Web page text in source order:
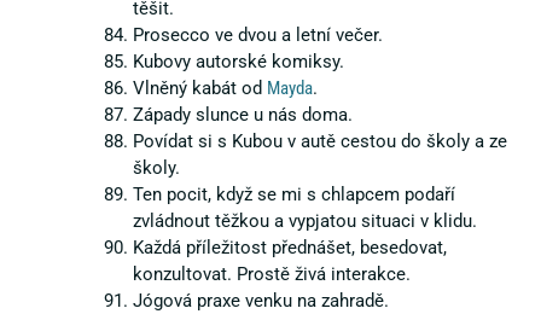
těšit.
Prosecco ve dvou a letní večer.
Kubovy autorské komiksy.
Vlněný kabát od Mayda.
Západy slunce u nás doma.
Povídat si s Kubou v autě cestou do školy a ze
školy.
Ten pocit, když se mi s chlapcem podaří
zvládnout těžkou a vypjatou situaci v klidu.
Každá příležitost přednášet, besedovat,
konzultovat. Prostě živá interakce.
Jógová praxe venku na zahradě.